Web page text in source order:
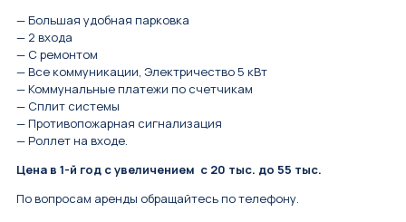
— Большая удобная парковка
— 2 входа
— С ремонтом
— Все коммуникации, Электричество 5 кВт
— Коммунальные платежи по счетчикам
— Сплит системы
— Противопожарная сигнализация
— Роллет на входе.
Цена в 1-й год с увеличением с 20 тыс. до 55 тыс.
По вопросам аренды обращайтесь по телефону.